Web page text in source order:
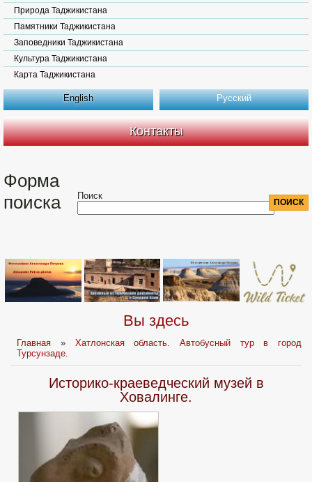
Природа Таджикистана
Памятники Таджикистана
Заповедники Таджикистана
Культура Таджикистана
Карта Таджикистана
English Русский
Контакты
Форма
поиска
Поиск
Вы здесь
Главная » Хатлонская область. Автобусный тур в город
Турсунзаде.
Историко-краеведческий музей в
Ховалинге.